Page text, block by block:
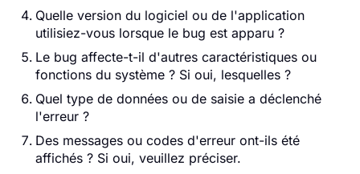
Quelle version du logiciel ou de l'application
utilisiez-vous lorsque le bug est apparu ?
Le bug affecte-t-il d'autres caractéristiques ou
fonctions du système ? Si oui, lesquelles ?
Quel type de données ou de saisie a déclenché
l'erreur ?
Des messages ou codes d'erreur ont-ils été
affichés ? Si oui, veuillez préciser.